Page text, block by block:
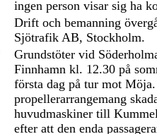
ingen person visar sig ha
Drift och bemanning
Sjötrafik AB, Stockholm.
Grundstöter vid
Finnhamn kl. 12.30 på
första dag på tur mot
propellerarrangemang
huvudmaskiner till
efter att den enda